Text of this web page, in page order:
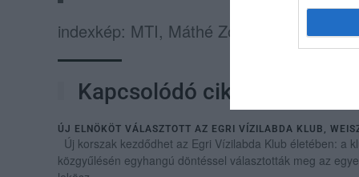
indexkép: MTI, Máthé Zoltán
Kapcsolódó cikkek
ÚJ ELNÖKÖT VÁLASZTOTT AZ EGRI VÍZILABDA KLUB,
Új korszak kezdődhet az Egri Vízilabda Klub életében: a
közgyűlésén egyhangú döntéssel választották meg az